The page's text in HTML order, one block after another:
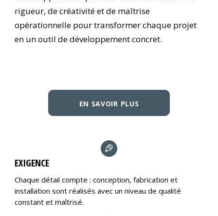
rigueur, de créativité et de maîtrise
opérationnelle pour transformer chaque projet
en un outil de développement concret.
EN SAVOIR PLUS
EXIGENCE
Chaque détail compte : conception, fabrication et
installation sont réalisés avec un niveau de qualité
constant et maîtrisé.